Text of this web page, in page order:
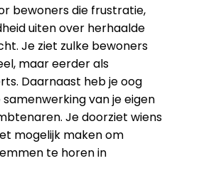
bewoners die frustratie,
uiten over herhaalde
Je ziet zulke bewoners
maar eerder als
Daarnaast heb je oog
van je eigen
Je doorziet wiens
mogelijk maken om
te horen in